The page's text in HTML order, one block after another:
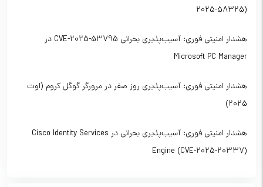
2025-58325)
هشدار امنیتی فوری: آسیب‌پذیری بحرانی CVE-2025-53795 در
Microsoft PC Manager
هشدار امنیتی فوری: آسیب‌پذیری روز صفر در مرورگر گوگل کروم (اوت
2025)
هشدار امنیتی فوری: آسیب‌پذیری بحرانی در Cisco Identity Services
Engine (CVE-2025-20337)